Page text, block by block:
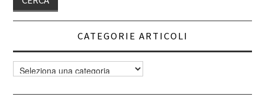
CATEGORIE ARTICOLI
Categorie
articoli